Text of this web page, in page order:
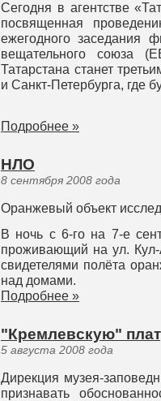
Сегодня в агентстве
посвященная
ежегодного заседания
вещательного союза
Татарстана станет
и Санкт-Петербурга, где
Подробнее »
НЛО
8 сентября 2008 года
Оранжевый объект
В ночь с 6-го на 7-е
проживающий на ул.
свидетелями полёта
над домами.
Подробнее »
"Кремлевскую"
5 августа 2008 года
Дирекция музея-
признавать